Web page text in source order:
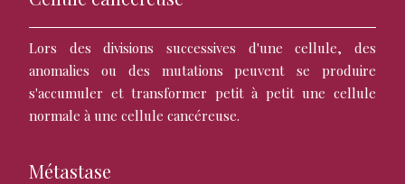
Lors des divisions successives d'une cellule, des
anomalies ou des mutations peuvent se produire
s'accumuler et transformer petit à petit une cellule
normale à une cellule cancéreuse.
Métastase